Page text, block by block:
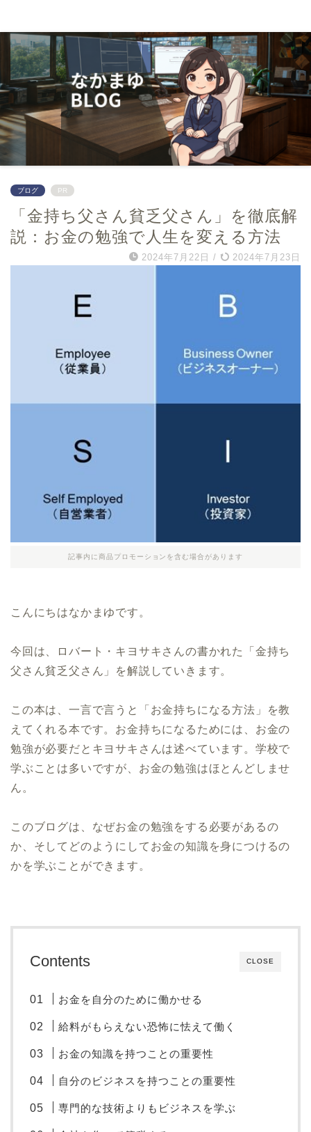
ブログ PR
「金持ち父さん貧乏父さん」を徹底解
説：お金の勉強で人生を変える方法
2024年7月22日 / 2024年7月23日
記事内に商品プロモーションを含む場合があります
こんにちはなかまゆです。
今回は、ロバート・キヨサキさんの書かれた「金持ち
父さん貧乏父さん」を解説していきます。
この本は、一言で言うと「お金持ちになる方法」を教
えてくれる本です。お金持ちになるためには、お金の
勉強が必要だとキヨサキさんは述べています。学校で
学ぶことは多いですが、お金の勉強はほとんどしませ
ん。
このブログは、なぜお金の勉強をする必要があるの
か、そしてどのようにしてお金の知識を身につけるの
かを学ぶことができます。
CLOSE
Contents
お金を自分のために働かせる
給料がもらえない恐怖に怯えて働く
お金の知識を持つことの重要性
自分のビジネスを持つことの重要性
専門的な技術よりもビジネスを学ぶ